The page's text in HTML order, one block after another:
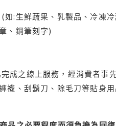
:生鮮蔬果、乳製品、冷凍
、鋼筆刻字)
成之線上服務，經消費者事
襪、刮鬍刀、除毛刀等貼身